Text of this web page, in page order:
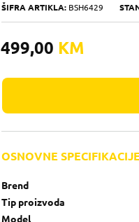
ŠIFRA ARTIKLA: BSH6429
499,00 KM
OSNOVNE
Brend
Tip proizvoda
Model